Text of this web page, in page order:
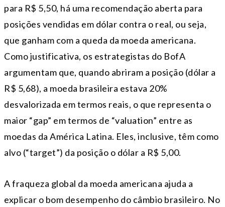
para R$ 5,50, há uma recomendação aberta para
posições vendidas em dólar contra o real, ou seja,
que ganham com a queda da moeda americana.
Como justificativa, os estrategistas do BofA
argumentam que, quando abriram a posição (dólar a
R$ 5,68), a moeda brasileira estava 20%
desvalorizada em termos reais, o que representa o
maior “gap” em termos de “valuation” entre as
moedas da América Latina. Eles, inclusive, têm como
alvo (“target”) da posição o dólar a R$ 5,00.
A fraqueza global da moeda americana ajuda a
explicar o bom desempenho do câmbio brasileiro. No